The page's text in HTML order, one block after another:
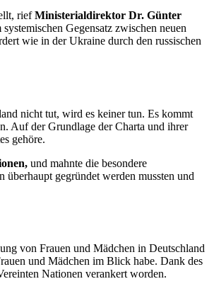
riefMinisterialdirektor Dr. Günter
Gegensatz zwischen neuen
wie in der Ukraine durch den russischen
nicht tut, wird es keiner tun. Es kommt
Auf der Grundlage der Charta und ihrer
gehöre.
und mahnte die besondere
gegründet werden mussten und
von Frauen und Mädchen in Deutschland
und Mädchen im Blick habe. Dank des
Nationen verankert worden.